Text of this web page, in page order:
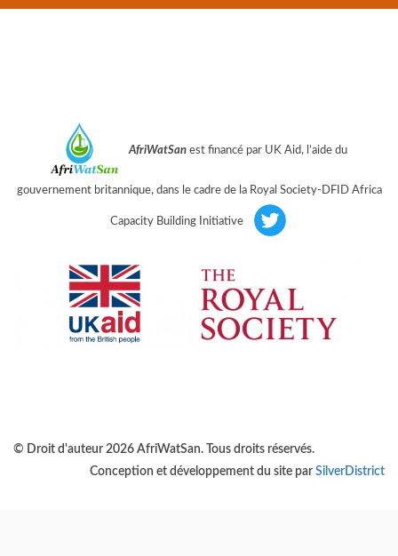
AfriWatSan est financé par UK Aid, l’aide du
gouvernement britannique, dans le cadre de la Royal Society-DFID Africa
Capacity Building Initiative
© Droit d'auteur 2026 AfriWatSan. Tous droits réservés.
Conception et développement du site par SilverDistrict